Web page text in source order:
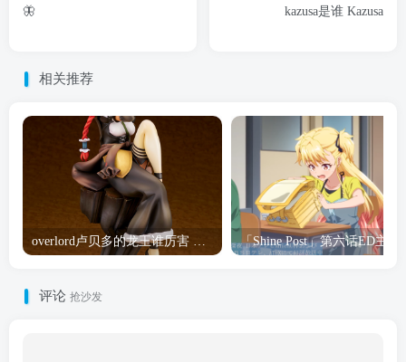
🦋
kazusa是谁 Kazusa
相关推荐
评论 抢沙发